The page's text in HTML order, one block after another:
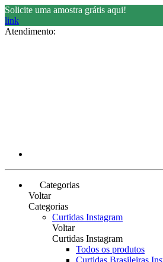
Solicite uma amostra grátis aqui!
link
Atendimento:
Categorias
Voltar
Categorias
Curtidas Instagram
Voltar
Curtidas Instagram
Todos os produtos
Curtidas Brasileiras